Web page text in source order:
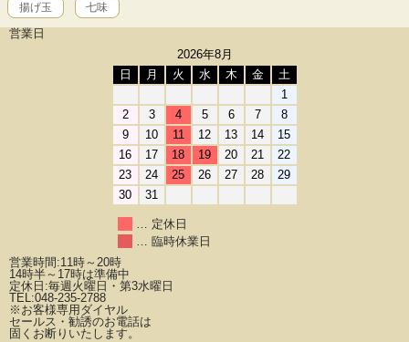
揚げ玉 七味
営業日
2026年8月
日
月 火 水 木 金
土
1
2
3 4 5 6 7
8
9
10 11 12 13 14
15
16
17 18 19 20 21
22
23
24 25 26 27 28
29
30
31
… 定休日
… 臨時休業日
営業時間:11時～20時
14時半～17時は準備中
定休日:毎週火曜日・第3水曜日
TEL:048-235-2788
※お客様専用ダイヤル
セールス・勧誘のお電話は
固くお断りいたします。